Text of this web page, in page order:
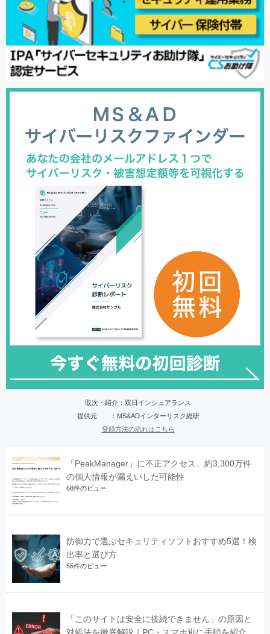
取次・紹介：双日インシュアランス
提供元 ：MS&ADインターリスク総研
登録方法の流れはこちら
「PeakManager」に不正アクセス、約3,300万件
の個人情報が漏えいした可能性
68件のビュー
防御力で選ぶセキュリティソフトおすすめ5選！検
出率と選び方
55件のビュー
「このサイトは安全に接続できません」の原因と